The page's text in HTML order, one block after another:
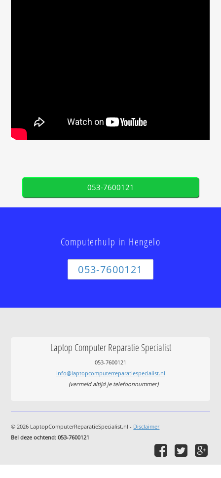
053-7600121
Computerhulp in Hengelo
053-7600121
Laptop Computer Reparatie Specialist
053-7600121
info@laptopcomputerreparatiespecialist.nl
(vermeld altijd je telefoonnummer)
© 2026 LaptopComputerReparatieSpecialist.nl - Disclaimer
Bel deze ochtend:053-7600121